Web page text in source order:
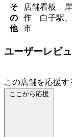
そ
の
他
店舗看板
作 白子駅
市
ユーザーレビ
この店舗を応援す
ここから応援